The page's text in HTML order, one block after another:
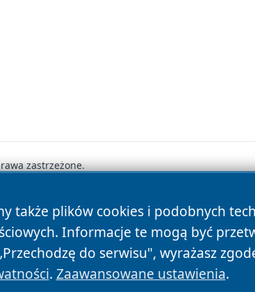
także plików cookies i podobnych
Informacje te mogą być
do serwisu", wyrażasz
. Zaawansowane ustawienia.
zastrzeżone.
Cookies